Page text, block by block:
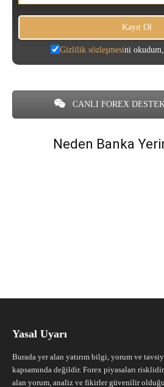
Gizlilik sözleşmesini
CANLI FOREX
Neden Banka
Yasal Uyarı
Burada yer alan yatırım bilgi, yorum ve
kapsamında değildir. Forex piyasaları
alan yorum, analiz ve fikirler güvenilir